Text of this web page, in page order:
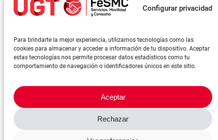
Configurar privacidad
Para brindarte la mejor experiencia, utilizamos tecnologías como las
cookies para almacenar y acceder a información de tu dispositivo. Aceptar
estas tecnologías nos permite procesar datos estadísticos como tu
comportamiento de navegación o identificadores únicos en este sitio.
Aceptar
Rechazar
Marítimo-Portuario
©FeSMCUGT 2024